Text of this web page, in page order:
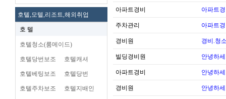
호텔,모텔,리조트,해외취업
호 텔
호텔청소(룸메이드)
호텔당번보조 호텔캐셔
호텔베팅보조 호텔당번
호텔주차보조 호텔지배인
아파트경비 아파트
주차관리 아파트
경비원 경비.청
빌딩경비원 안녕하
아파트경비 안녕하
경비원 안녕하